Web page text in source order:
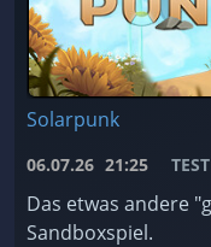
Solarpunk
06.07.26 21:25 TEST
Das etwas andere
Sandboxspiel.